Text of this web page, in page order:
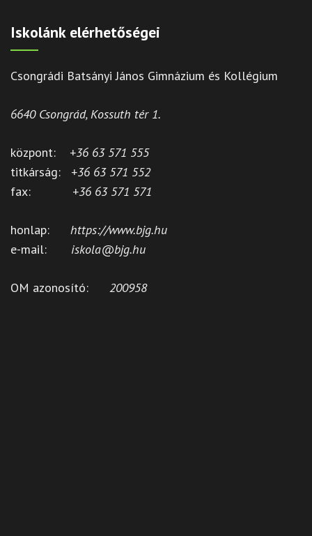
Iskolánk elérhetőségei
Csongrádi Batsányi János Gimnázium és Kollégium
6640 Csongrád, Kossuth tér 1.
központ: +36 63 571 555
titkárság: +36 63 571 552
fax: +36 63 571 571
honlap: https://www.bjg.hu
e-mail: iskola@bjg.hu
OM azonosító: 200958